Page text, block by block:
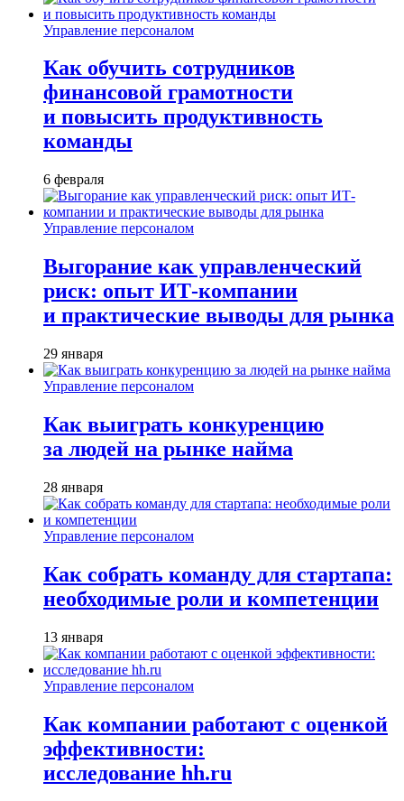
Управление персоналом
Как обучить сотрудников
финансовой грамотности
и повысить продуктивность
команды
6 февраля
Управление персоналом
Выгорание как управленческий
риск: опыт ИТ-компании
и практические выводы для рынка
29 января
Управление персоналом
Как выиграть конкуренцию
за людей на рынке найма
28 января
Управление персоналом
Как собрать команду для стартапа:
необходимые роли и компетенции
13 января
Управление персоналом
Как компании работают с оценкой
эффективности:
исследование hh.ru